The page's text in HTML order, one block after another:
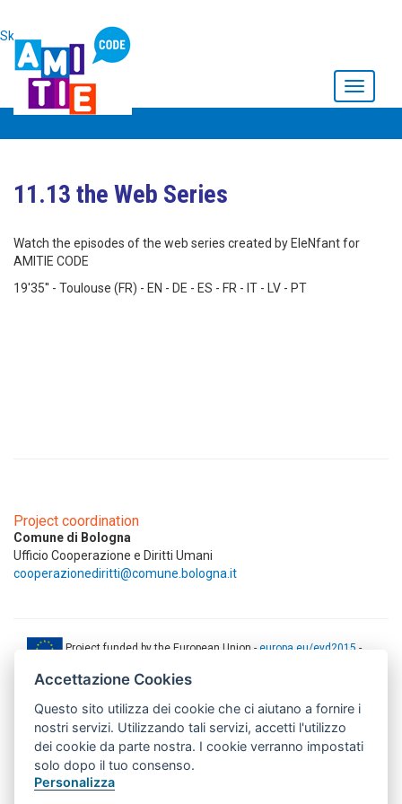
Skip to main content
Toggle
11.13 the Web Series
Watch the episodes of the web series created by EleNfant for
AMITIE CODE
19'35'' - Toulouse (FR) - EN - DE - ES - FR - IT - LV - PT
Project coordination
Comune di Bologna
Ufficio Cooperazione e Diritti Umani
cooperazionediritti@comune.bologna.it
Project funded by the European Union -europa.eu/eyd2015 -
European Union. The contents of this document are the sole
responsibility of AMITIE CODE partners and can under no
circumstances be regarded as reflecting the position of the European
Union.
www.aics.gov.it
Accettazione Cookies
Questo sito utilizza dei cookie che ci aiutano a fornire i
nostri servizi. Utilizzando tali servizi, accetti l'utilizzo
dei cookie da parte nostra. I cookie verranno impostati
solo dopo il tuo consenso.
Personalizza